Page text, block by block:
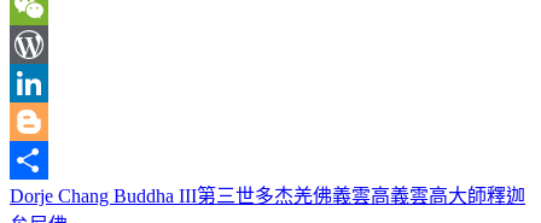
Line
WeChat
WordPress
LinkedIn
Blogger
分
Dorje Chang Buddha III第三世多杰羌佛義雲高義雲高大師釋迦